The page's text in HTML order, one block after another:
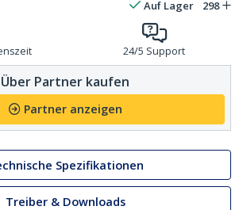
Auf Lager 298
24/5 Support
Über Partner kaufen
Partner anzeigen
Spezifikationen
Treiber & Downloads